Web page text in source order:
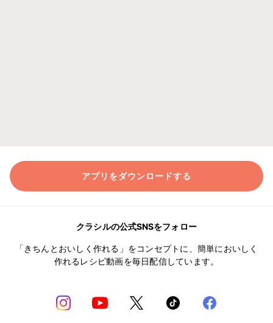
アプリをダウンロードする
クラシルの公式SNSをフォロー
「きちんとおいしく作れる」をコンセプトに、簡単においしく
作れるレシピ動画を毎日配信しています。